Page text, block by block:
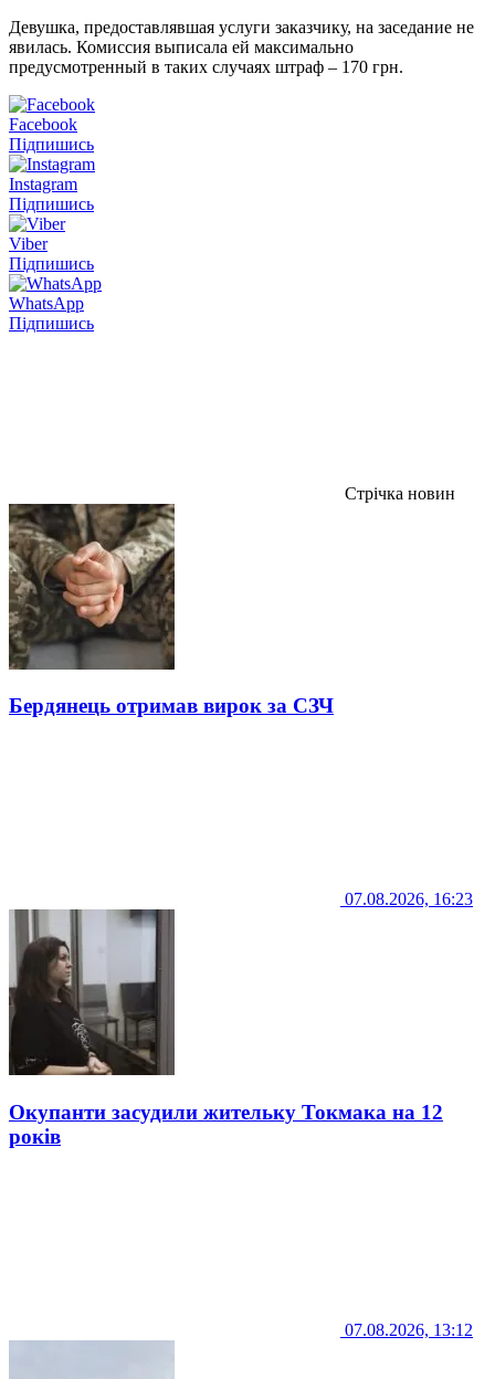
Девушка, предоставлявшая услуги заказчику, на заседание не
явилась. Комиссия выписала ей максимально
предусмотренный в таких случаях штраф – 170 грн.
Facebook
Підпишись
Instagram
Підпишись
Viber
Підпишись
WhatsApp
Підпишись
Стрічка новин
Бердянець отримав вирок за СЗЧ
07.08.2026, 16:23
Окупанти засудили жительку Токмака на 12
років
07.08.2026, 13:12